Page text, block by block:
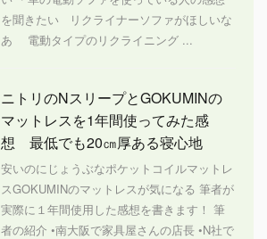
を聞きたい リクライナーソファがほしいな
あ 電動タイプのリクライニング ...
ニトリのNスリープとGOKUMINの
マットレスを1年間使ってみた感
想 最低でも20㎝厚ある寝心地
安いのにじょうぶなポケットコイルマットレ
スGOKUMINのマットレスが気になる 筆者が
実際に１年間使用した感想を書きます！ 筆
者の紹介 •南大阪で家具屋さんの店長 •N社で